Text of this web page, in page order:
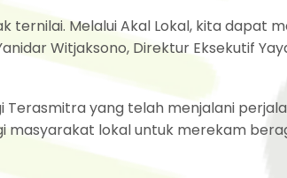
ternilai. Melalui Akal Lokal, kita dapat
Witjaksono, Direktur Eksekutif
Terasmitra yang telah menjalani
lokal untuk merekam